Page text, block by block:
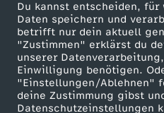
Du kannst entscheiden,
Daten speichern und
betrifft nur dein aktuell
"Zustimmen" erklärst du
unserer
Einwilligung benötigen.
"Einstellungen/Ablehnen"
deine Zustimmung gibst
Datenschutzeinstellungen
r
e
s
ZDF goes Schule
Werbefernsehen
Mainzelmännchen